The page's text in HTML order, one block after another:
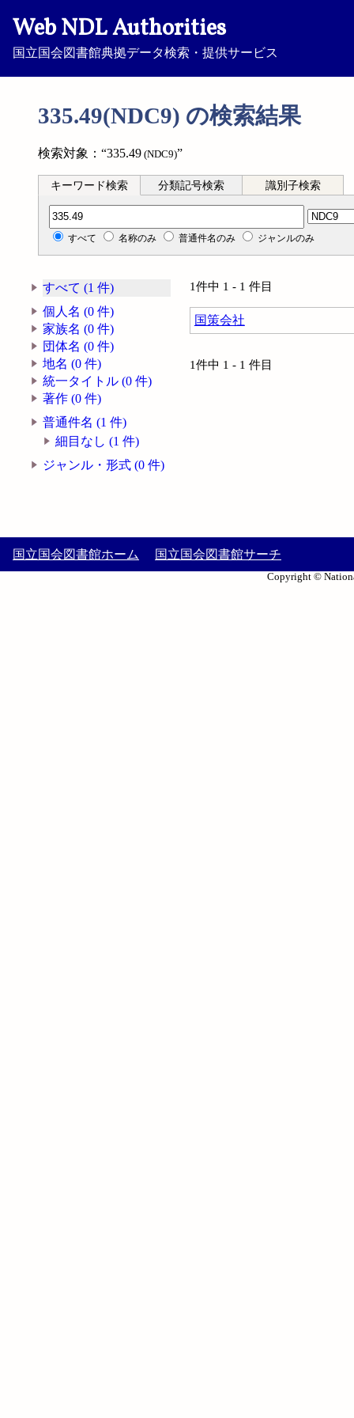
Web NDL Authorities
国立国会図書館典拠データ検索・提供サービス
335.49(NDC9) の検索結果
検索対象：“335.49 (NDC9)”
キーワード検索 分類記号検索 識別子検索
分類記号検索
すべて 名称のみ 普通件名のみ ジャンルのみ
すべて (1 件)
個人名 (0 件)
家族名 (0 件)
団体名 (0 件)
地名 (0 件)
統一タイトル (0 件)
著作 (0 件)
普通件名 (1 件)
細目なし (1 件)
ジャンル・形式 (0 件)
1件中 1 - 1 件目
国策会社
1件中 1 - 1 件目
国立国会図書館ホーム 国立国会図書館サーチ
Copyright ©